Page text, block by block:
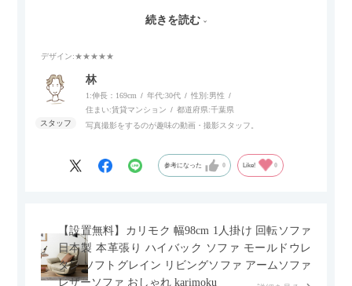
スマホやタブレットを充電しながらリラックスできるのが嬉し
個人的にはコードレス＆充電式なので、コンセントの場所を気
にせず、好きな場所に置けるのが画期的に感じました。
続きを読む
デザイン:★★★★★
林
1:伸長：169cm 年代:30代 性別:男性
住まい:賃貸マンション 都道府県:千葉県
写真撮影をするのが趣味の動画・撮影スタッフ。
参考になった 0 Like! 0
【設置無料】カリモク 幅98cm 1人掛け 回転ソファ
日本製 本革張り ハイバック ソファ モールドウレ
タン ソフトグレイン リビングソファ アームソファ
レザーソファ おしゃれ karimoku